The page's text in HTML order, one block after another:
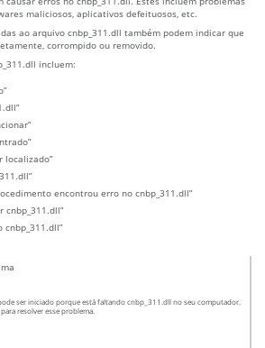
maliciosos, aplicativos defeituosos, etc.
ao arquivo cnbp_311.dll também podem indicar que
corrompido ou removido.
incluem:
localizado”
encontrou erro no cnbp_311.dll”
cnbp_311.dll”
cnbp_311.dll”
ser iniciado porque está faltando cnbp_311.dll no seu computador.
resolver esse problema.